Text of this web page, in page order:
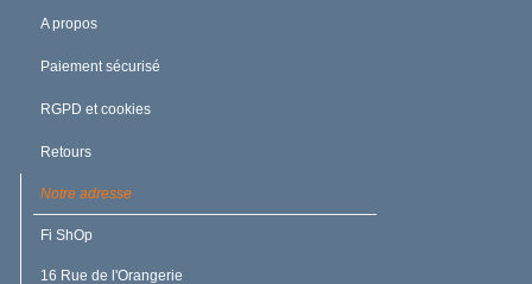
A propos
Paiement sécurisé
RGPD et cookies
Retours
Notre adresse
Fi ShOp
16 Rue de l'Orangerie